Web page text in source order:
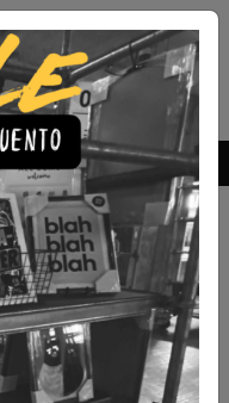
3 o más productos